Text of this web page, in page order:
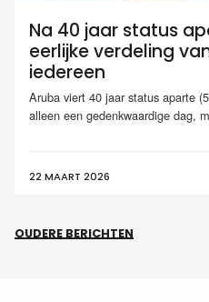
Na 40 jaar status
eerlijke verdeling
iedereen
Aruba viert 40 jaar status aparte
alleen een gedenkwaardige dag,
22 MAART 2026
OUDERE BERICHTEN